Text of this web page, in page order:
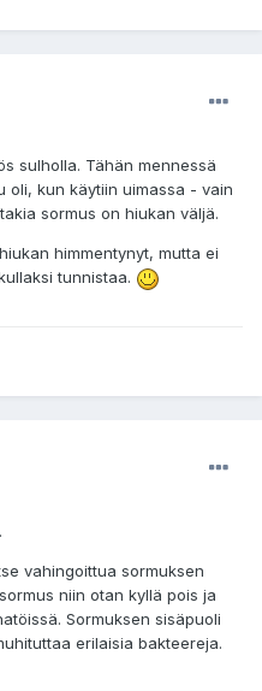
sulholla. Tähän mennessä
oli, kun käytiin uimassa - vain
sormus on hiukan väljä.
himmentynyt, mutta ei
tunnistaa.
vahingoittua sormuksen
niin otan kyllä pois ja
Sormuksen sisäpuoli
erilaisia bakteereja.